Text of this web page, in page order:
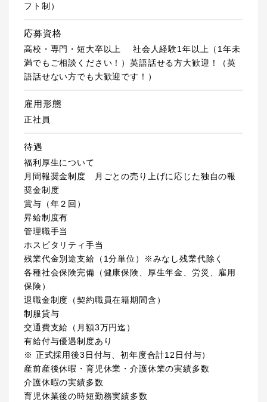
フト制）
応募資格
高校・専門・短大卒以上 社会人経験1年以上（1年未
満でもご相談ください！）英語話せる方大歓迎！（英
語話せない方でも大歓迎です！）
雇用形態
正社員
待遇
福利厚生について
月間報奨金制度 月ごとの売り上げに応じた独自の報
奨金制度
賞与（年２回）
昇給制度有
管理職手当
ホスピタリティ手当
残業代金別途支給（1分単位）※みなし残業代除く
各種社会保険完備（健康保険、厚生年金、労災、雇用
保険）
退職金制度（契約職員在籍期間含）
制服貸与
交通費支給（月額3万円迄）
有給付与優遇制度あり
※ 正式採用後3日付与、初年度合計12日付与）
産前産後休暇・育児休業・介護休業の実績多数
介護休暇の実績多数
育児休業後の時短勤務実績多数